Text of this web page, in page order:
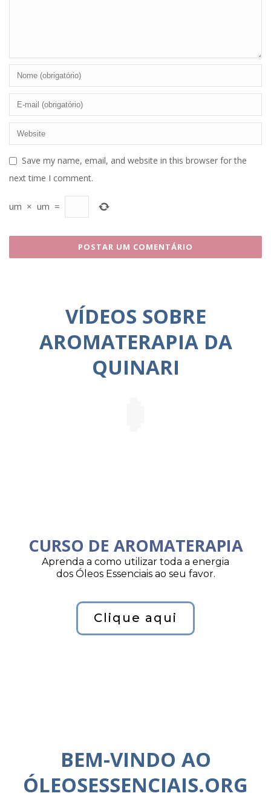
Save my name, email, and website in this browser for the
next time I comment.
um × um =
VÍDEOS SOBRE
AROMATERAPIA DA
QUINARI
CURSO DE AROMATERAPIA
Aprenda a como utilizar toda a energia
dos Óleos Essenciais ao seu favor.
Clique aqui
BEM-VINDO AO
ÓLEOSESSENCIAIS.ORG